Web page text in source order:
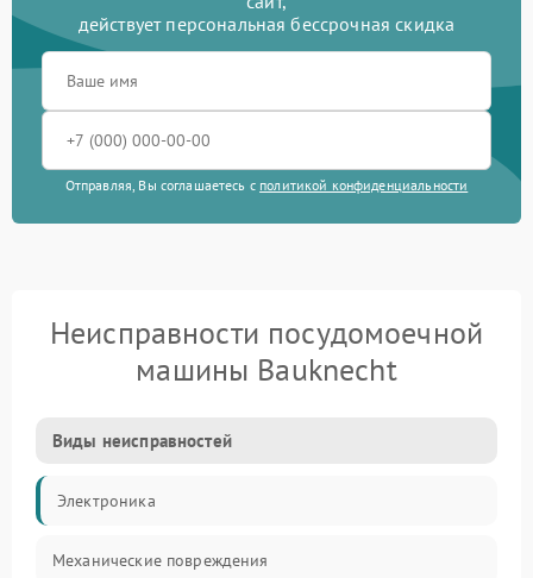
действует персональная бессрочная скидка
Отправляя, Вы соглашаетесь с политикой конфиденциальности
Неисправности посудомоечной
машины Bauknecht
Виды неисправностей
Электроника
Механические повреждения